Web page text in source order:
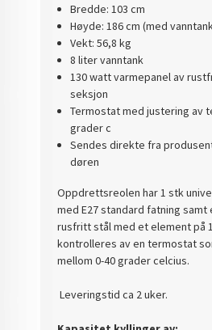
Bredde: 103 cm
Høyde: 186 cm (med
Vekt: 56,8 kg
8 liter vanntank
130 watt varmepanel av
seksjon
Termostat med justering av
grader c
Sendes direkte fra
døren
Oppdrettsreolen har 1 stk
med E27 standard fatning samt
rusfritt stål med et element på
kontrolleres av en termostat
mellom 0-40 grader celcius.
Leveringstid ca 2 uker.